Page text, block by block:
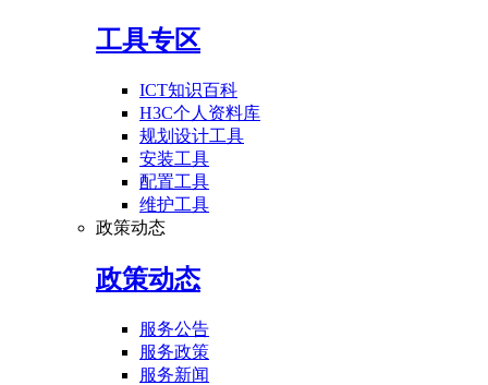
工具专区
ICT知识百科
H3C个人资料库
规划设计工具
安装工具
配置工具
维护工具
政策动态
政策动态
服务公告
服务政策
服务新闻